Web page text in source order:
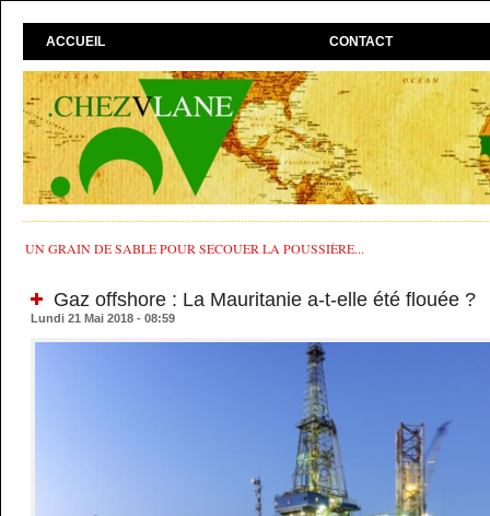
ACCUEIL CONTACT
UN GRAIN DE SABLE POUR SECOUER LA POUSSIÈRE...
Gaz offshore : La Mauritanie a-t-elle été flouée ?
Lundi 21 Mai 2018 - 08:59